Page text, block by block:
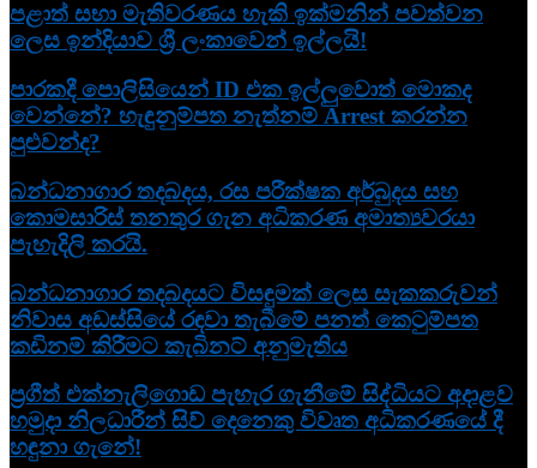
පළාත් සභා මැතිවරණය හැකි ඉක්මනින් පවත්වන
ලෙස ඉන්දියාව ශ්‍රී ලංකාවෙන් ඉල්ලයි!
පාරකදී පොලිසියෙන් ID එක ඉල්ලුවොත් මොකද
වෙන්නේ? හැඳුනුම්පත නැත්නම් Arrest කරන්න
පුළුවන්ද?
බන්ධනාගාර තදබදය, රස පරීක්ෂක අර්බුදය සහ
කොමසාරිස් තනතුර ගැන අධිකරණ අමාත්‍යවරයා
පැහැදිලි කරයි.
බන්ධනාගාර තදබදයට විසඳුමක් ලෙස සැකකරුවන්
නිවාස අඩස්සියේ රඳවා තැබීමේ පනත් කෙටුම්පත
කඩිනම් කිරීමට කැබිනට් අනුමැතිය
ප්‍රගීත් එක්නැලිගොඩ පැහැර ගැනීමේ සිද්ධියට අදාළව
හමුදා නිලධාරීන් සිව් දෙනෙකු විවෘත අධි­ක­ර­ණ­යේ දී
හඳුනා ගැනේ!